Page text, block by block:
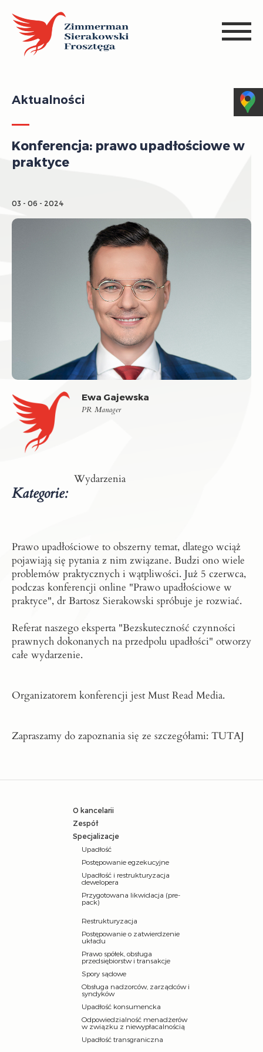
Aktualności
Konferencja: prawo upadłościowe w
praktyce
03 - 06 - 2024
Ewa Gajewska
PR Manager
Kategorie:
Wydarzenia
Prawo upadłościowe to obszerny temat, dlatego wciąż
pojawiają się pytania z nim związane. Budzi ono wiele
problemów praktycznych i wątpliwości. Już 5 czerwca,
podczas konferencji online "Prawo upadłościowe w
praktyce", dr Bartosz Sierakowski spróbuje je rozwiać.
Referat naszego eksperta "Bezskuteczność czynności
prawnych dokonanych na przedpolu upadłości" otworzy
całe wydarzenie.
Organizatorem konferencji jest Must Read Media.
Zapraszamy do zapoznania się ze szczegółami: TUTAJ
O kancelarii
Zespół
Specjalizacje
Upadłość
Postępowanie egzekucyjne
Upadłość i restrukturyzacja
dewelopera
Przygotowana likwidacja (pre-
pack)
Restrukturyzacja
Postępowanie o zatwierdzenie
układu
Prawo spółek, obsługa
przedsiębiorstw i transakcje
Spory sądowe
Obsługa nadzorców, zarządców i
syndyków
Upadłość konsumencka
Odpowiedzialność menadżerów
w związku z niewypłacalnością
Upadłość transgraniczna